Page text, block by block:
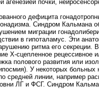
почки,
дефицита
Синдром Кальмана
миграции
в гипоталамус. Эти
ритма его секреции. В
X-сцепленное рецессивное
полового развития или
У некоторых больных
средней линии, например
ЛГ и ФСГ. Синдром